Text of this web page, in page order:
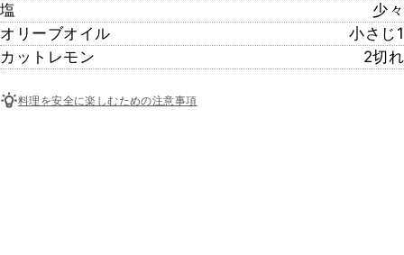
塩
少々
オリーブオイル
小さじ1
カットレモン
2切れ
料理を安全に楽しむための注意事項